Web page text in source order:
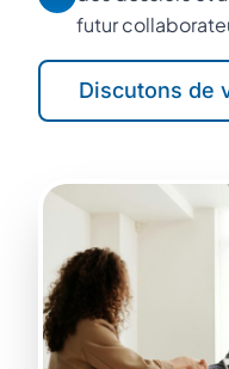
futur
Discutons de